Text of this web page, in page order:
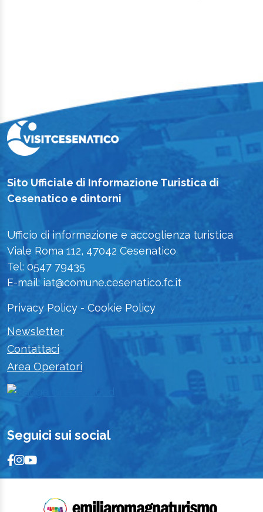
Sito Ufficiale di Informazione Turistica di
Cesenatico e dintorni
Ufficio di informazione e accoglienza turistica
Viale Roma 112, 47042 Cesenatico
Tel: 0547 79435
E-mail: iat@comune.cesenatico.fc.it
Privacy Policy - Cookie Policy
Newsletter
Contattaci
Area Operatori
Seguici sui social